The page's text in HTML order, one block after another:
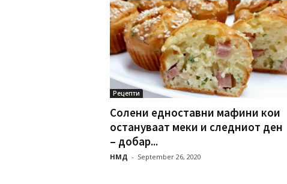
Рецепти
Солени едноставни мафини кои
остануваат меки и следниот ден
– добар...
НМД - September 26, 2020